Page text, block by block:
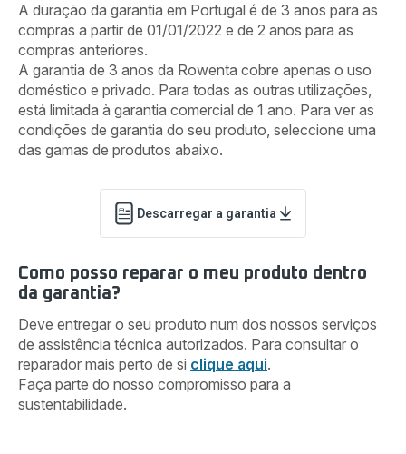
A duração da garantia em Portugal é de 3 anos para as
compras a partir de 01/01/2022 e de 2 anos para as
compras anteriores.
A garantia de 3 anos da Rowenta cobre apenas o uso
doméstico e privado. Para todas as outras utilizações,
está limitada à garantia comercial de 1 ano. Para ver as
condições de garantia do seu produto, seleccione uma
das gamas de produtos abaixo.
Descarregar a garantia
Como posso reparar o meu produto dentro
da garantia?
Deve entregar o seu produto num dos nossos serviços
de assistência técnica autorizados. Para consultar o
reparador mais perto de si clique aqui.
Faça parte do nosso compromisso para a
sustentabilidade.